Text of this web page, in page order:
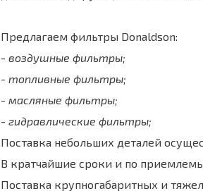
Предлагаем фильтры Donaldson:
- воздушные фильтры;
- топливные фильтры;
- масляные фильтры;
- гидравлические фильтры;
Поставка небольших деталей
В кратчайшие сроки и по
Поставка крупногабаритных и